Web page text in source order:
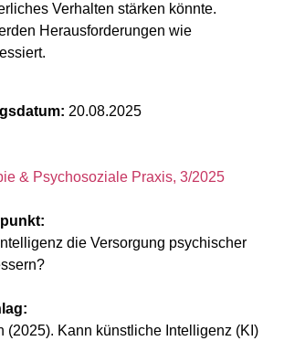
Verhalten stärken könnte.
Herausforderungen wie
20.08.2025
& Psychosoziale Praxis, 3/2025
die Versorgung psychischer
(2025). Kann künstliche Intelligenz (KI)